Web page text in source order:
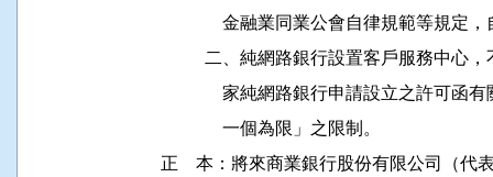
金融業同業公會自律規範等規
二、純網路銀行設置客戶服務中心，
家純網路銀行申請設立之許可
              一個為限」之限制。
正    本：將來商業銀行股份有限公司（代